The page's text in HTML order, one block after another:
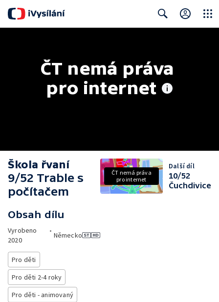
ČT nemá práva
pro internet
Škola řvaní
9/52 Trable s
počítačem
Obsah dílu
Vyrobeno
2020
•
Německo
Pro děti
Pro děti 2-4 roky
Pro děti - animovaný
ČT nemá práva
pro internet
Další díl
10/52
Čuchdivice